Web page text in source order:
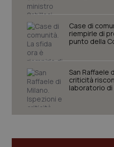
Case di
riempirle di
punto della
San Raffaele
criticità
laboratorio di
Necessari
sito web abilitandone
protette del sito. Il sito
funzionare correttamente
Nome